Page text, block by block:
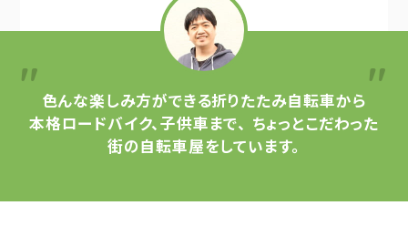
色んな楽しみ方ができる折りたたみ自転車から
本格ロードバイク、子供車まで、 ちょっとこだわった
街の自転車屋をしています。